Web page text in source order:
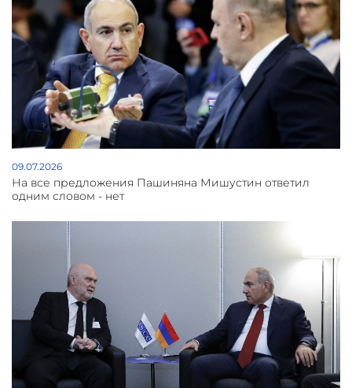
09.07.2026
На все предложения Пашиняна Мишустин ответил
одним словом - нет